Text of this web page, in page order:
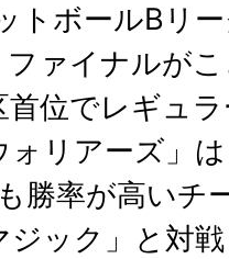
トボールBリ
ァイナルが
位でレギュ
ォリアーズ」
勝率が高いチ
ジック」と対